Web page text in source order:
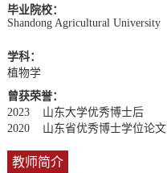
毕业院校：
Shandong Agricultural University
学科：
植物学
曾获荣誉：
2023 山东大学优秀博士后
2020 山东省优秀博士学位论文
教师简介